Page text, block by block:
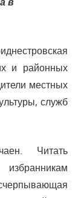
и районных
местных
служб
Читать